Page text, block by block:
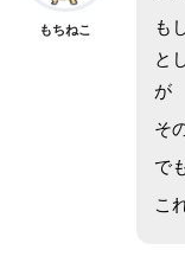
もちねこ
も
と
が
そ
で
こ